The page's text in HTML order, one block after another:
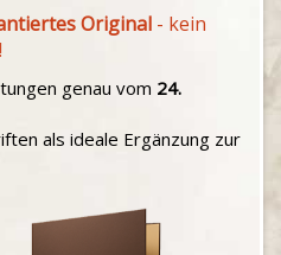
Original - kein
genau vom 24.
als ideale Ergänzung zur